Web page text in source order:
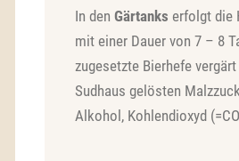
In den Gärtanks erfolgt die
mit einer Dauer von 7 – 8
zugesetzte Bierhefe
Sudhaus gelösten
Alkohol, Kohlendioxyd